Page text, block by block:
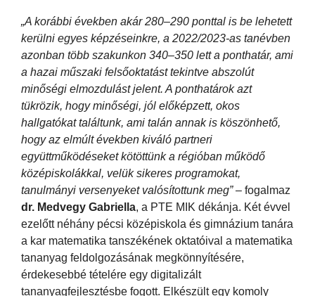
„A korábbi években akár 280–290 ponttal is be lehetett
kerülni egyes képzéseinkre, a 2022/2023-as tanévben
azonban több szakunkon 340–350 lett a ponthatár, ami
a hazai műszaki felsőoktatást tekintve abszolút
minőségi elmozdulást jelent. A ponthatárok azt
tükrözik, hogy minőségi, jól előképzett, okos
hallgatókat találtunk, ami talán annak is köszönhető,
hogy az elmúlt években kiváló partneri
együttműködéseket kötöttünk a régióban működő
középiskolákkal, velük sikeres programokat,
tanulmányi versenyeket valósítottunk meg”– fogalmaz
dr. Medvegy Gabriella, a PTE MIK dékánja. Két évvel
ezelőtt néhány pécsi középiskola és gimnázium tanára
a kar matematika tanszékének oktatóival a matematika
tananyag feldolgozásának megkönnyítésére,
érdekesebbé tételére egy digitalizált
tananyagfejlesztésbe fogott. Elkészült egy komoly